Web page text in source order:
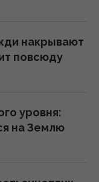
– страны
на АЗС
- Le
накрывают
повсюду
уровня:
на Землю